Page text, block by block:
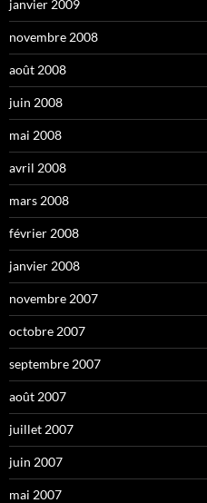
janvier 2009
novembre 2008
août 2008
juin 2008
mai 2008
avril 2008
mars 2008
février 2008
janvier 2008
novembre 2007
octobre 2007
septembre 2007
août 2007
juillet 2007
juin 2007
mai 2007